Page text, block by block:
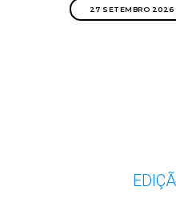
27 SETEMBRO 2026